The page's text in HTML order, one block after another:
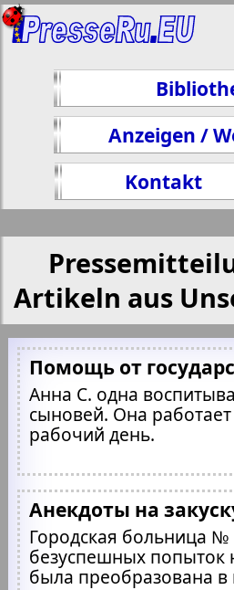
Anzeigen /
Kontakt
Artikeln aus
Помощь от
Анна С. одна
сыновей. Она
рабочий день.
Анекдоты на
Городская больница №
безуспешных попыток
была преобразована в